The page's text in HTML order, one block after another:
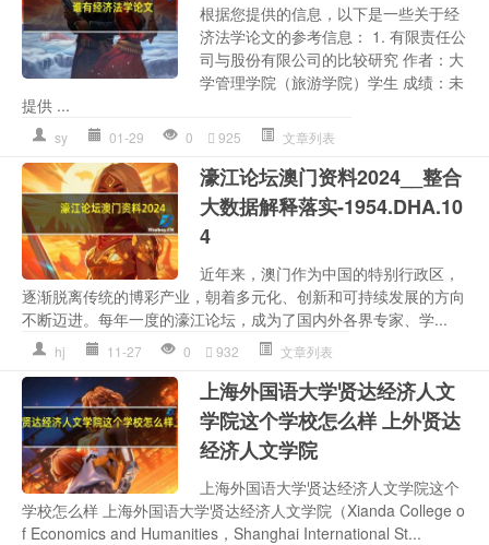
根据您提供的信息，以下是一些关于经
济法学论文的参考信息： 1. 有限责任公
司与股份有限公司的比较研究 作者：大
学管理学院（旅游学院）学生 成绩：未
提供 ...
sy 01-29 0 925 文章列表
濠江论坛澳门资料2024__整合
大数据解释落实-1954.DHA.10
4
近年来，澳门作为中国的特别行政区，
逐渐脱离传统的博彩产业，朝着多元化、创新和可持续发展的方向
不断迈进。每年一度的濠江论坛，成为了国内外各界专家、学...
hj 11-27 0 932 文章列表
上海外国语大学贤达经济人文
学院这个学校怎么样 上外贤达
经济人文学院
上海外国语大学贤达经济人文学院这个
学校怎么样 上海外国语大学贤达经济人文学院（Xianda College o
f Economics and Humanities，Shanghai International St...